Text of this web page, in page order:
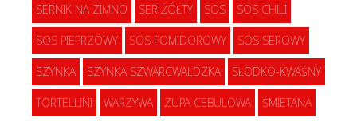
SERNIK NA ZIMNO SER ŻÓŁTY SOS SOS CHILI
SOS PIEPRZOWY SOS POMIDOROWY SOS SEROWY
SZYNKA SZYNKA SZWARCWALDZKA SŁODKO-KWAŚNY
TORTELLINI WARZYWA ZUPA CEBULOWA ŚMIETANA